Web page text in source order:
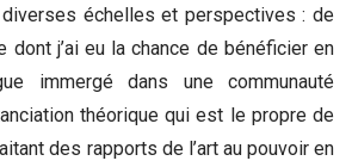
échelles et perspectives : de
dont j’ai eu la chance de bénéficier en
immergé dans une communauté
théorique qui est le propre de
des rapports de l’art au pouvoir en